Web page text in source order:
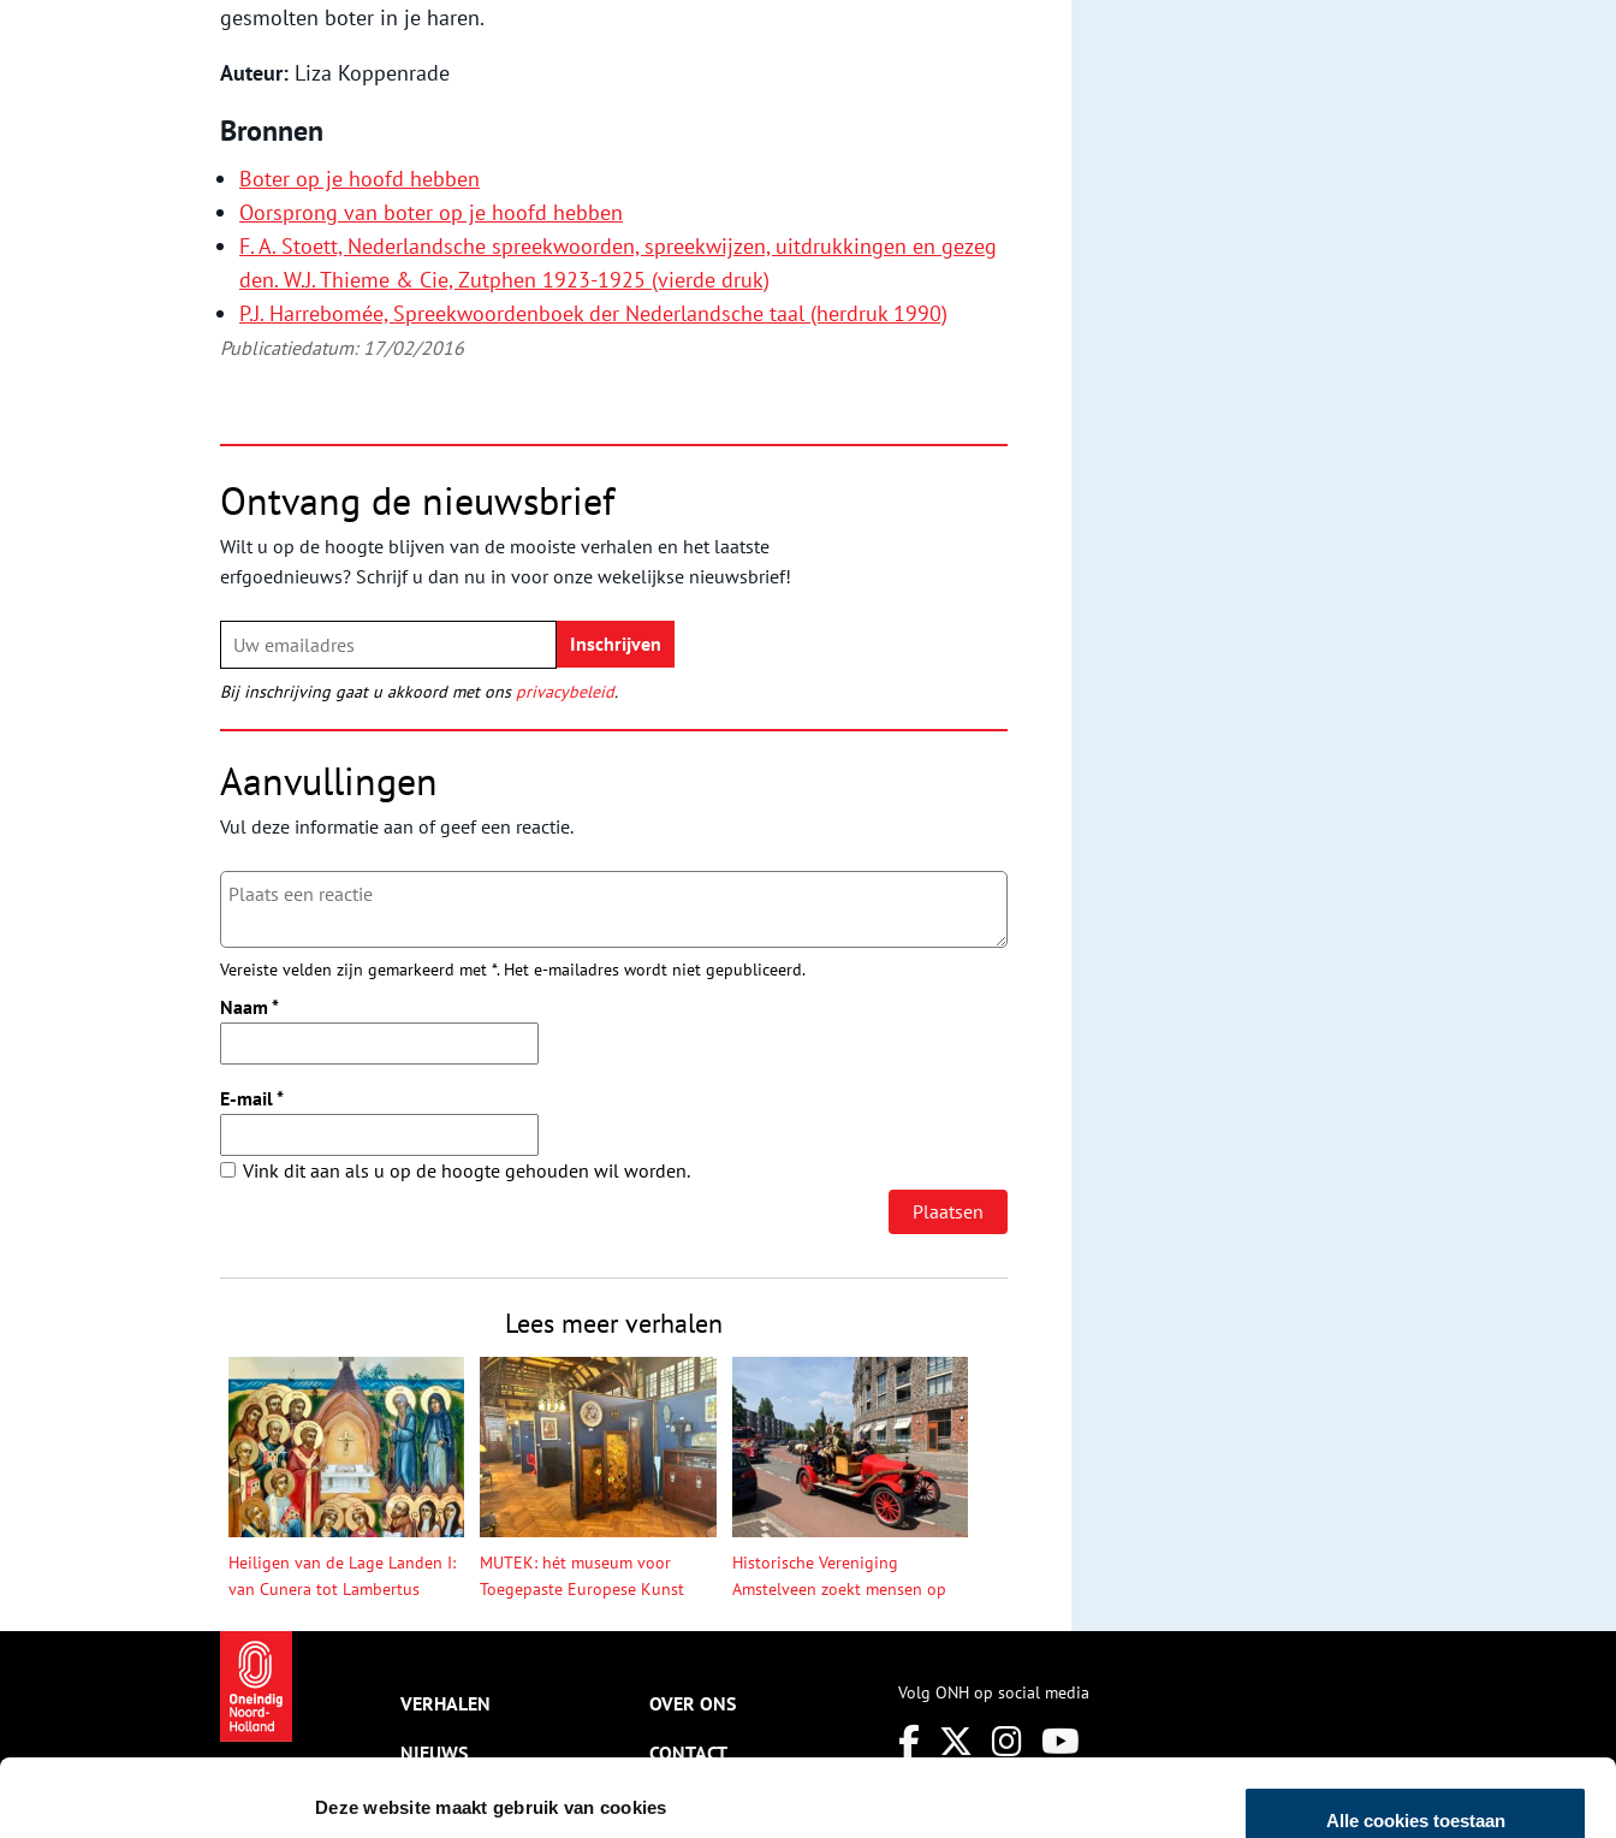
Deze website maakt gebruik van cookies
Alle cookies toestaan
gesmolten boter in je haren.
Auteur: Liza Koppenrade
Bronnen
Boter op je hoofd hebben
Oorsprong van boter op je hoofd hebben
F. A. Stoett, Nederlandsche spreekwoorden, spreekwijzen, uitdrukkingen en gezeg
den. W.J. Thieme & Cie, Zutphen 1923-1925 (vierde druk)
P.J. Harrebomée, Spreekwoordenboek der Nederlandsche taal (herdruk 1990)
Publicatiedatum: 17/02/2016
Ontvang de nieuwsbrief
Wilt u op de hoogte blijven van de mooiste verhalen en het laatste
erfgoednieuws? Schrijf u dan nu in voor onze wekelijkse nieuwsbrief!
Bij inschrijving gaat u akkoord met ons privacybeleid.
Aanvullingen
Vul deze informatie aan of geef een reactie.
Vereiste velden zijn gemarkeerd met *. Het e-mailadres wordt niet gepubliceerd.
Naam *
E-mail*
Vink dit aan als u op de hoogte gehouden wil worden.
Lees meer verhalen
Heiligen van de Lage Landen I:
van Cunera tot Lambertus
MUTEK: hét museum voor
Toegepaste Europese Kunst
Historische Vereniging
Amstelveen zoekt mensen op
VERHALEN
NIEUWS
KALENDER
OVER ONS
CONTACT
NIEUWSBRIEF
Volg ONH op social media